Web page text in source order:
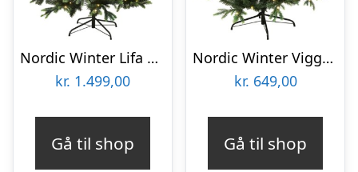
Nordic Winter Lifa kunstigt juletræ med lys, 180 x 122 cm
kr. 1.499,00
Gå til shop
Nordic Winter Vigga kunstigt juletræ med lys, 170 x 116 cm
kr. 649,00
Gå til shop